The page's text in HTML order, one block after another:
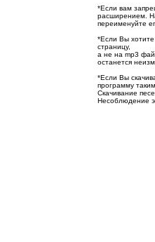
*Если вам
расширением.
переименуйте
*Если Вы
страницу,
а не на mp3
останется
*Если Вы
программу
Скачивание
Несоблюдение